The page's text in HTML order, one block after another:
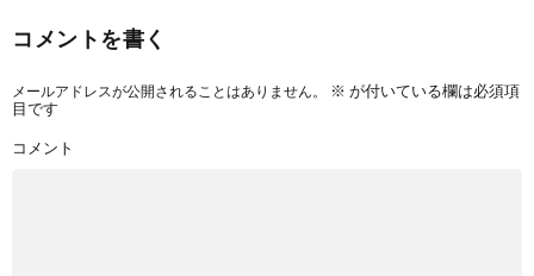
コメントを書く
メールアドレスが公開されることはありません。 ※ が付いている欄は必須項
目です
コメント